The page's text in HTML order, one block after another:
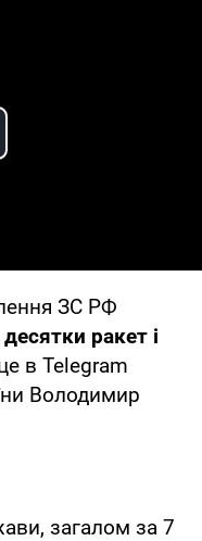
Video
ЗС РФ
ракет і
в Telegram
Володимир
загалом за 7